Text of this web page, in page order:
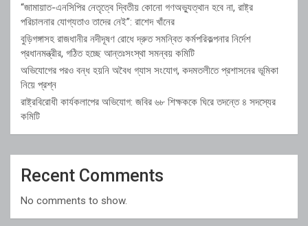
“জামায়াত-এনসিপির নেতৃত্বে দ্বিতীয় কোনো গণঅভ্যুত্থান হবে না, রাষ্ট্র
পরিচালনার যোগ্যতাও তাদের নেই”: রাশেদ খাঁনের
বুড়িগঙ্গাসহ রাজধানীর নদীদূষণ রোধে দ্রুত সমন্বিত কর্মপরিকল্পনার নির্দেশ
প্রধানমন্ত্রীর, গঠিত হচ্ছে আন্তঃসংস্থা সমন্বয় কমিটি
অভিযোগের পরও বন্ধ হয়নি অবৈধ গ্যাস সংযোগ, কদমতলীতে প্রশাসনের ভূমিকা
নিয়ে প্রশ্ন
রাষ্ট্রবিরোধী কার্যকলাপের অভিযোগ: জবির ৬৮ শিক্ষককে ঘিরে তদন্তে ৪ সদস্যের
কমিটি
Recent Comments
No comments to show.